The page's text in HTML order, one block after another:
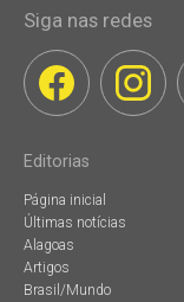
Siga nas redes
Editorias
Página inicial
Últimas notícias
Alagoas
Artigos
Brasil/Mundo